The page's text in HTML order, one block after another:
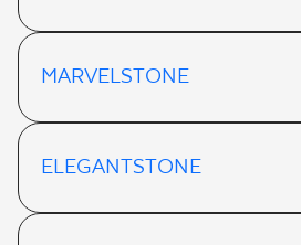
MARVELSTONE
ELEGANTSTONE